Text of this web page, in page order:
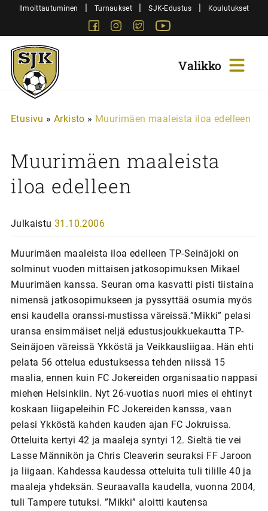
SiirryIlmoittautuminen | Turnaukset | SJK-Edustus | Koulutukset
FacebookInstagram
Twitter
Sjk-
Juniorit
Etusivu » Arkisto » Muurimäen maaleista iloa edelleen
Muurimäen maaleista
iloa edelleen
Julkaistu 31.10.2006
Muurimäen maaleista iloa edelleen TP-Seinäjoki on
solminut vuoden mittaisen jatkosopimuksen Mikael
Muurimäen kanssa. Seuran oma kasvatti pisti tiistaina
nimensä jatkosopimukseen ja pyssyttää osumia myös
ensi kaudella oranssi-mustissa väreissä.”Mikki” pelasi
uransa ensimmäiset neljä edustusjoukkuekautta TP-
Seinäjoen väreissä Ykköstä ja Veikkausliigaa. Hän ehti
pelata 56 ottelua edustuksessa tehden niissä 15
maalia, ennen kuin FC Jokereiden organisaatio nappasi
miehen Helsinkiin. Nyt 26-vuotias nuori mies ei ehtinyt
koskaan liigapeleihin FC Jokereiden kanssa, vaan
pelasi Ykköstä kahden kauden ajan FC Jokruissa.
Otteluita kertyi 42 ja maaleja syntyi 12. Sieltä tie vei
Lasse Männikön ja Chris Cleaverin seuraksi FF Jaroon
ja liigaan. Kahdessa kaudessa otteluita tuli tilille 40 ja
maaleja yhdeksän. Seuraavalla kaudella, vuonna 2004,
tuli Tampere tutuksi. ”Mikki” aloitti kautensa